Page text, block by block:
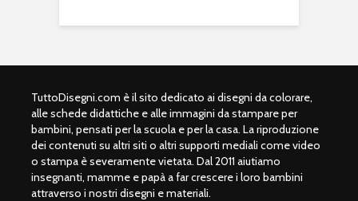
TuttoDisegni.com è il sito dedicato ai disegni da colorare,
alle schede didattiche e alle immagini da stampare per
bambini, pensati per la scuola e per la casa. La riproduzione
dei contenuti su altri siti o altri supporti mediali come video
o stampa è severamente vietata. Dal 2011 aiutiamo
insegnanti, mamme e papà a far crescere i loro bambini
attraverso i nostri disegni e materiali.